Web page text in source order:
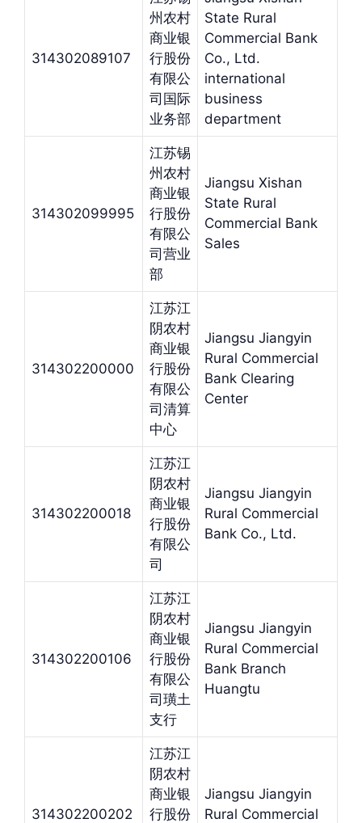
314302089107
州农村
商业银
行股份
有限公
司国际
业务部
State Rural
Commercial Bank
Co., Ltd.
international
business
department
314302099995
江苏锡
州农村
商业银
行股份
有限公
司营业
部
Jiangsu Xishan
State Rural
Commercial Bank
Sales
314302200000
江苏江
阴农村
商业银
行股份
有限公
司清算
中心
Jiangsu Jiangyin
Rural Commercial
Bank Clearing
Center
314302200018
江苏江
阴农村
商业银
行股份
有限公
司
Jiangsu Jiangyin
Rural Commercial
Bank Co., Ltd.
314302200106
江苏江
阴农村
商业银
行股份
有限公
司璜土
支行
Jiangsu Jiangyin
Rural Commercial
Bank Branch
Huangtu
314302200202
江苏江
阴农村
商业银
行股份
Jiangsu Jiangyin
Rural Commercial